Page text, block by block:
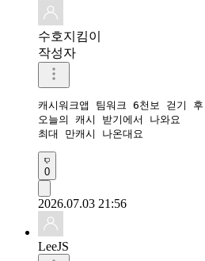
수호지킴이
작성자
캐시워크앱 팀워크 6천보 걷기 후
오늘의 캐시 받기에서 나와요
최대 만캐시 나온대요
0
2026.07.03 21:56
LeeJS